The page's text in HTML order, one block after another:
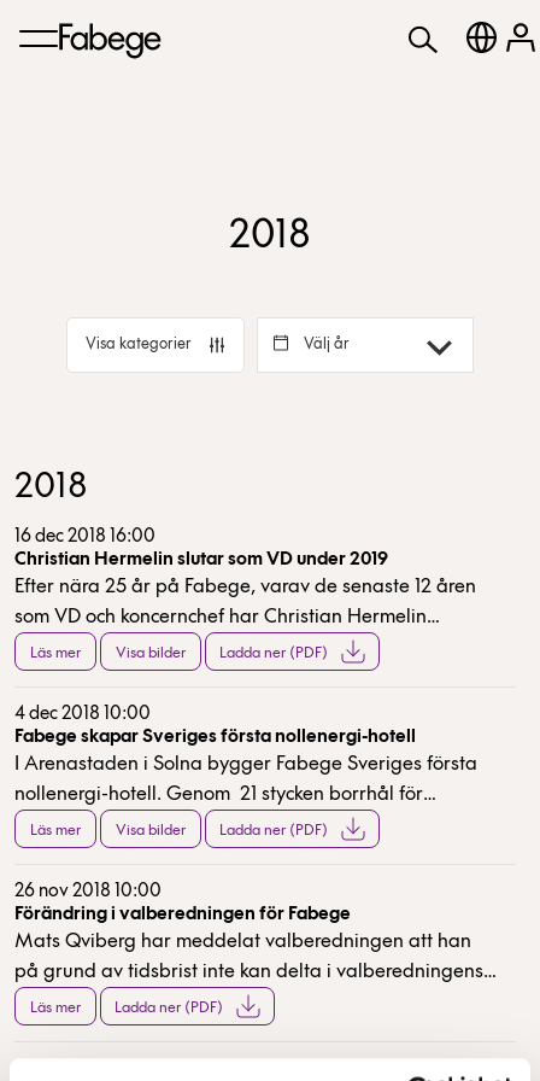
2018
Visa kategorier Välj år
2018
16 dec 2018 16:00
Christian Hermelin slutar som VD under 2019
Efter nära 25 år på Fabege, varav de senaste 12 åren
som VD och koncernchef har Christian Hermelin
informerat Fabeges styrelse om att han har beslutat att
lämna bolaget. För att säkerställa en smidig succession
har Christian accepterat att kvarstå som VD till dess en
efterträdare har tillträtt. Styrelsen kommer nu att
initiera en rekryteringsprocess.
Läs mer Visa bilder Ladda ner (PDF)
4 dec 2018 10:00
Fabege skapar Sveriges första nollenergi-hotell
I Arenastaden i Solna bygger Fabege Sveriges första
nollenergi-hotell. Genom 21 stycken borrhål för
geoenergi samt totalt nästan 2 500 kvm solceller på
fasad och tak kommer det produceras mer energi än
vad som kommer förbrukas i fastighetsenergi.
Läs mer Visa bilder Ladda ner (PDF)
26 nov 2018 10:00
Förändring i valberedningen för Fabege
Mats Qviberg har meddelat valberedningen att han
på grund av tidsbrist inte kan delta i valberedningens
fortsatta arbete. Investment AB Öresund har utsett
Andreas Hofmann som Mats Qvibergs ersättare.
Läs mer Ladda ner (PDF)